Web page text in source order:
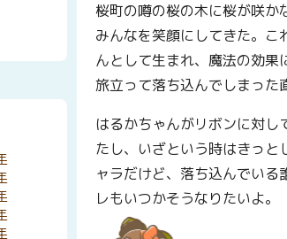
桜町の噂の桜の木に桜が咲か
みんなを笑顔にしてきた。こ
んとして生まれ、魔法の効
旅立って落ち込んでしまった
はるかちゃんがリボンに対
たし、いざという時はきっと
ャラだけど、落ち込んでい
レもいつかそうなりたいよ。